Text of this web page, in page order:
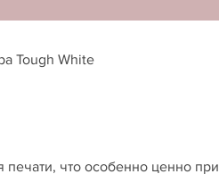
Tough White
что особенно ценно при